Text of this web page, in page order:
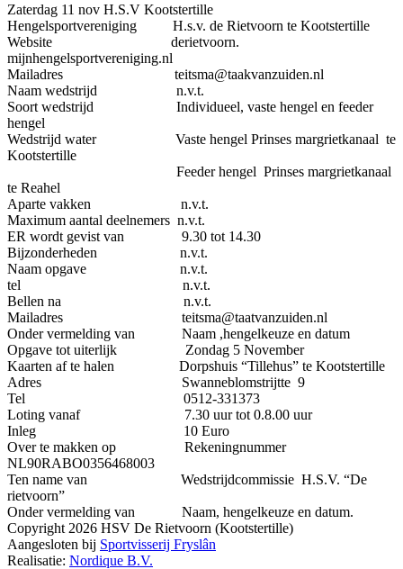
Zaterdag 11 nov H.S.V Kootstertille
Hengelsportvereniging H.s.v. de Rietvoorn te Kootstertille
Website derietvoorn.
mijnhengelsportvereniging.nl
Mailadres teitsma@taakvanzuiden.nl
Naam wedstrijd n.v.t.
Soort wedstrijd Individueel, vaste hengel en feeder
hengel
Wedstrijd water Vaste hengel Prinses margrietkanaal te
Kootstertille
Feeder hengel Prinses margrietkanaal
te Reahel
Aparte vakken n.v.t.
Maximum aantal deelnemers n.v.t.
ER wordt gevist van 9.30 tot 14.30
Bijzonderheden n.v.t.
Naam opgave n.v.t.
tel n.v.t.
Bellen na n.v.t.
Mailadres teitsma@taatvanzuiden.nl
Onder vermelding van Naam ,hengelkeuze en datum
Opgave tot uiterlijk Zondag 5 November
Kaarten af te halen Dorpshuis “Tillehus” te Kootstertille
Adres Swanneblomstrijtte 9
Tel 0512-331373
Loting vanaf 7.30 uur tot 0.8.00 uur
Inleg 10 Euro
Over te makken op Rekeningnummer
NL90RABO0356468003
Ten name van Wedstrijdcommissie H.S.V. “De
rietvoorn”
Onder vermelding van Naam, hengelkeuze en datum.
Copyright 2026 HSV De Rietvoorn (Kootstertille)
Aangesloten bij Sportvisserij Fryslân
Realisatie: Nordique B.V.